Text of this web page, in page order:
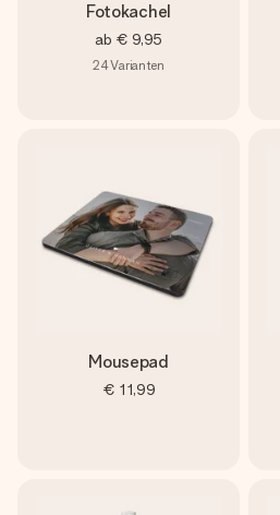
Fotokachel
ab € 9,95
24Varianten
Mousepad
€ 11,99